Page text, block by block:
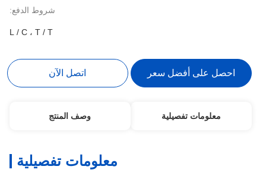
شروط الدفع:
L / C ، T / T
احصل على أفضل سعر اتصل الآن
معلومات تفصيلية وصف المنتج
معلومات تفصيلية